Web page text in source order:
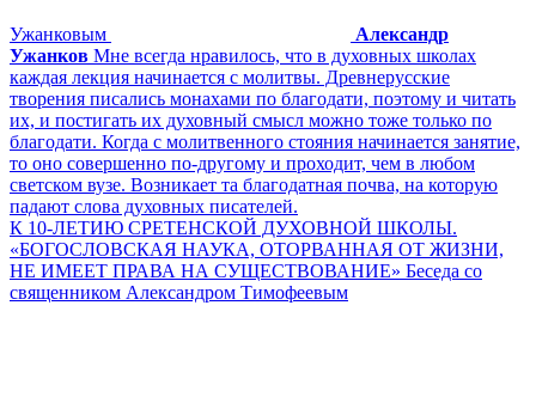
Ужанковым
Александр
Ужанков Мне всегда нравилось, что в духовных школах
каждая лекция начинается с молитвы. Древнерусские
творения писались монахами по благодати, поэтому и читать
их, и постигать их духовный смысл можно тоже только по
благодати. Когда с молитвенного стояния начинается занятие,
то оно совершенно по-другому и проходит, чем в любом
светском вузе. Возникает та благодатная почва, на которую
падают слова духовных писателей.
К 10-ЛЕТИЮ СРЕТЕНСКОЙ ДУХОВНОЙ ШКОЛЫ.
«БОГОСЛОВСКАЯ НАУКА, ОТОРВАННАЯ ОТ ЖИЗНИ,
НЕ ИМЕЕТ ПРАВА НА СУЩЕСТВОВАНИЕ» Беседа со
священником Александром Тимофеевым